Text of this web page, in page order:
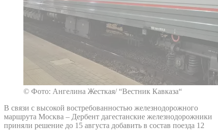
© Фото: Ангелина Жесткая/ “Вестник Кавказа“
В связи с высокой востребованностью железнодорожного
маршрута Москва – Дербент дагестанские железнодорожники
приняли решение до 15 августа добавить в состав поезда 12